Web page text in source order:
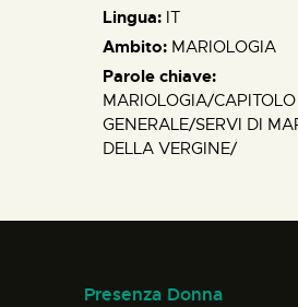
Lingua: IT
Ambito: MARIOLOGIA
Parole chiave:
MARIOLOGIA/CAPITOLO
GENERALE/SERVI DI
DELLA VERGINE/
Presenza Donna